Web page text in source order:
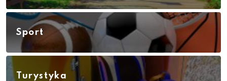
Sport
Turystyka